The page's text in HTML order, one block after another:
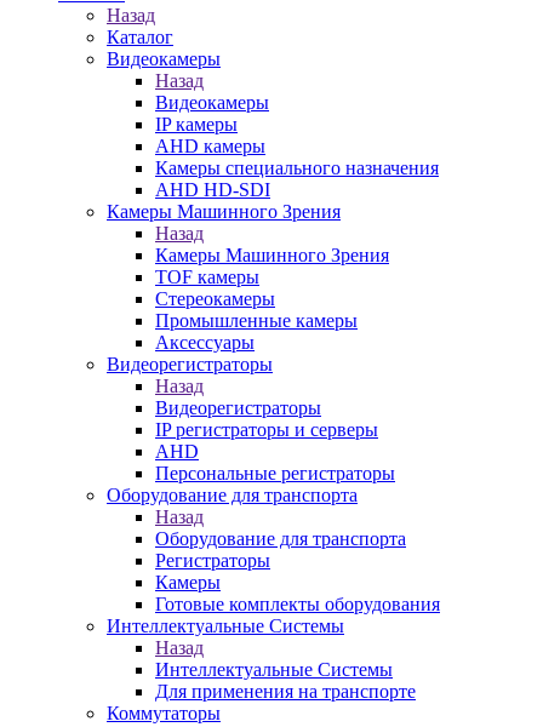
Назад
Каталог
Видеокамеры
Назад
Видеокамеры
IP камеры
AHD камеры
Камеры специального назначения
AHD HD-SDI
Камеры Машинного Зрения
Назад
Камеры Машинного Зрения
TOF камеры
Стереокамеры
Промышленные камеры
Аксессуары
Видеорегистраторы
Назад
Видеорегистраторы
IP регистраторы и серверы
AHD
Персональные регистраторы
Оборудование для транспорта
Назад
Оборудование для транспорта
Регистраторы
Камеры
Готовые комплекты оборудования
Интеллектуальные Системы
Назад
Интеллектуальные Системы
Для применения на транспорте
Коммутаторы